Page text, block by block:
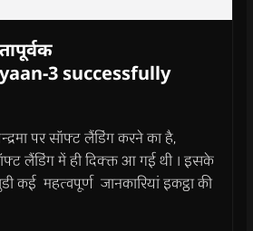
3 successfully
पर सॉफ्ट लैंडिंग करने का है,
लैंडिंग में ही दिक्क्त आ गई थी । इसके
कई महत्वपूर्ण जानकारियां इकट्ठा की